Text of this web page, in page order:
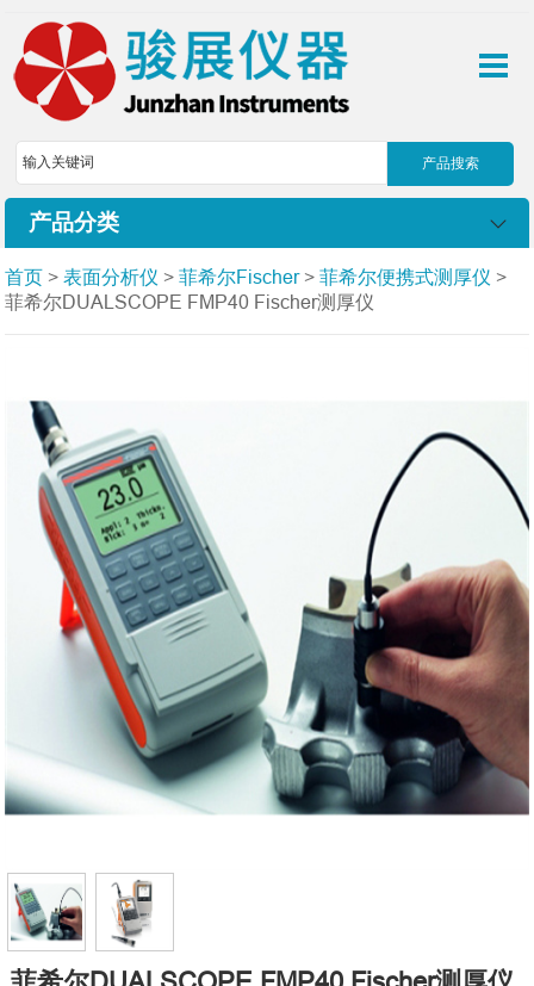
产品分类
首页 >表面分析仪 >菲希尔Fischer>菲希尔便携式测厚仪 >
菲希尔DUALSCOPE FMP40 Fischer测厚仪